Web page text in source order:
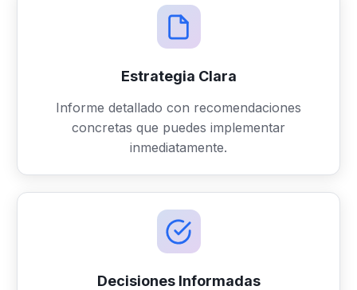
Estrategia Clara
Informe detallado con recomendaciones
concretas que puedes implementar
inmediatamente.
Decisiones Informadas